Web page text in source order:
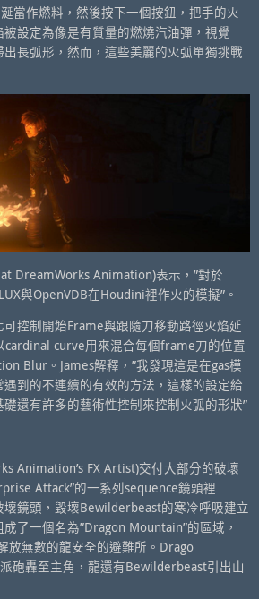
當作燃料，然後按下一個按鈕，把手的火
設定為像是有質量的燃燒汽油彈，視覺
出長弧形，然而，這些美麗的火弧單獨挑戰
at DreamWorks Animation)表示，”對於
與OpenVDB在Houdini裡作火的模擬”。
可控制開始Frame與跟隨刀移動路徑火焰延
cardinal curve用來混合每個frame刀的位置
Blur。James解釋，”我發現這是在gas模
到的不連續的有效的方法，這樣的設定給
還有許多的藝術性控制來控制火弧的形狀”
Animation’s FX Artist)交付大部分的破壞
Attack”的一系列sequence鏡頭裡
壞鏡頭，毀壞Bewilderbeast的寒冷呼吸建立
了一個名為”Dragon Mountain”的區域，
放無數的龍安全的避難所。Drago
砲轟至主角，龍還有Bewilderbeast引出山